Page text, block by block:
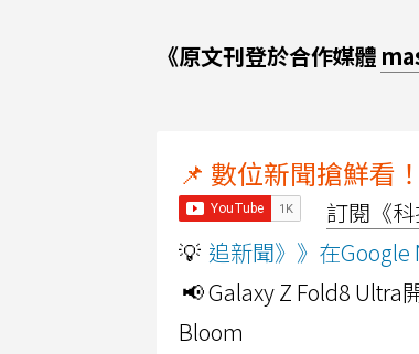
《原文刊登於合作媒體
📌 數位新聞搶鮮看！
訂閱《
💡 追新聞》》在Google
📢 Galaxy Z Fold8
Bloom